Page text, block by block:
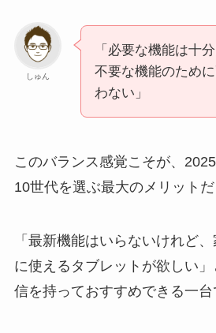
しゅん
「必要な機能は十
不要な機能のため
わない」
このバランス感覚こそが、
10世代を選ぶ最大のメリットだ
「最新機能はいらないけれど
に使えるタブレットが欲しい
信を持っておすすめできる一台